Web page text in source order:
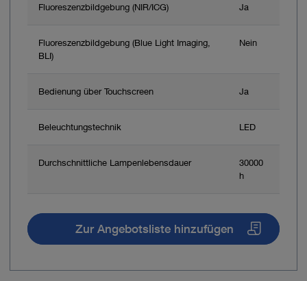
Fluoreszenzbildgebung (NIR/ICG) Ja
Fluoreszenzbildgebung (Blue Light Imaging,
BLI)
Nein
Bedienung über Touchscreen Ja
Beleuchtungstechnik LED
Durchschnittliche Lampenlebensdauer
30000
h
Zur Angebotsliste hinzufügen